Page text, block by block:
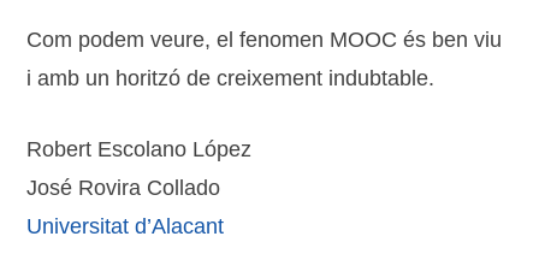
Com podem veure, el fenomen MOOC és ben viu
i amb un horitzó de creixement indubtable.
Robert Escolano López
José Rovira Collado
Universitat d’Alacant